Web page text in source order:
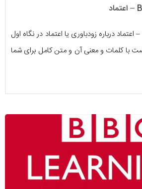
پادکست انگلیسی BBC – اعتماد درباره زودباوری یا اعتماد در نگاه اول
با کلمات و معنی آن و متن کامل برای شما